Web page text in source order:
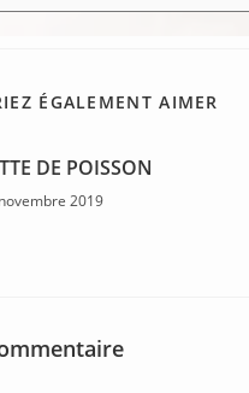
ÉGALEMENT AIMER
DE POISSON
2019